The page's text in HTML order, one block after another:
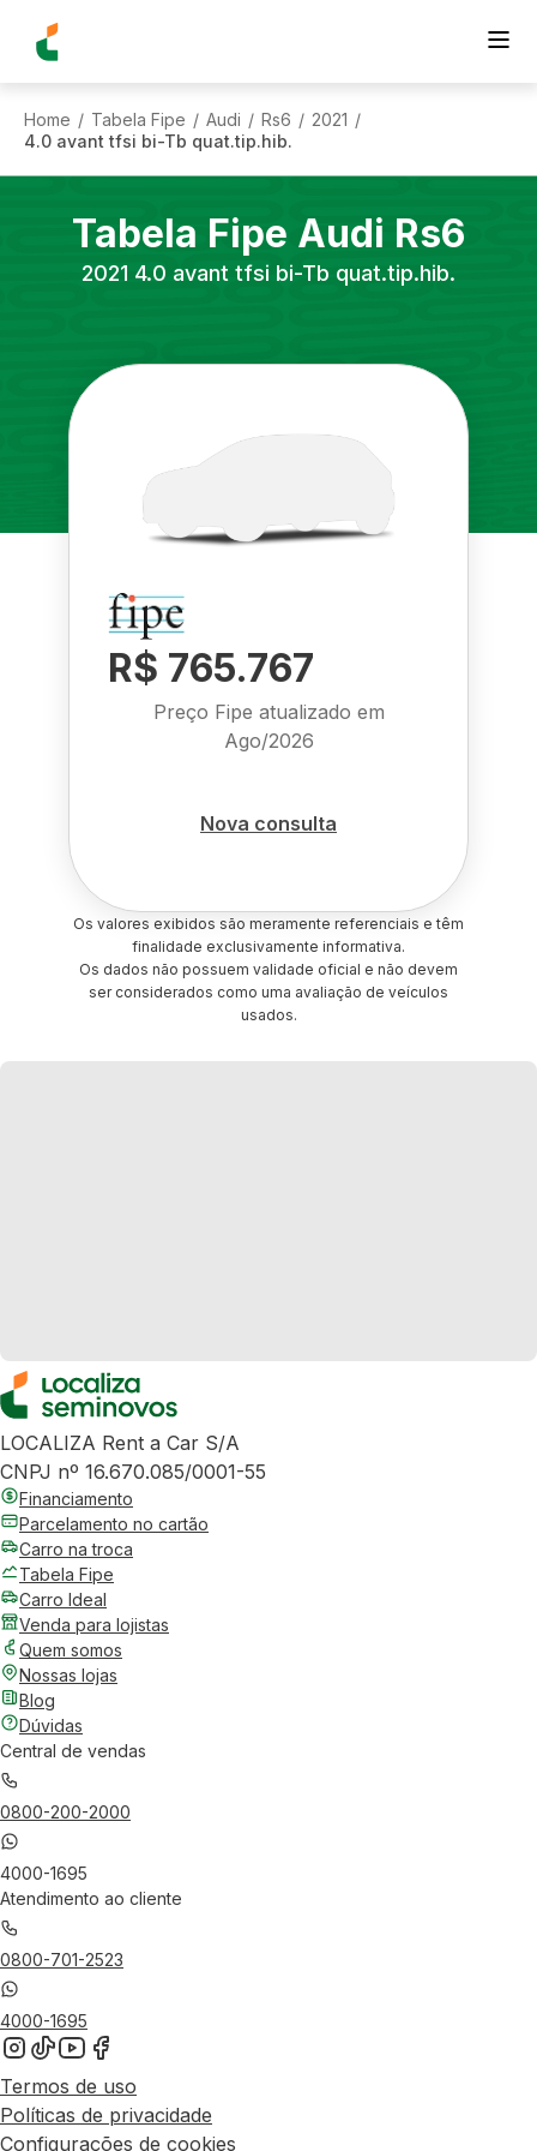
Home / Tabela Fipe / Audi / Rs6 / 2021 /
4.0 avant tfsi bi-Tb quat.tip.hib.
Tabela Fipe Audi Rs6
2021 4.0 avant tfsi bi-Tb quat.tip.hib.
R$ 765.767
Preço Fipe atualizado em
Ago/2026
Nova consulta
Os valores exibidos são meramente referenciais e têm
finalidade exclusivamente informativa.
Os dados não possuem validade oficial e não devem
ser considerados como uma avaliação de veículos
usados.
LOCALIZA Rent a Car S/A
CNPJ nº 16.670.085/0001-55
Financiamento
Parcelamento no cartão
Carro na troca
Tabela Fipe
Carro Ideal
Venda para lojistas
Quem somos
Nossas lojas
Blog
Dúvidas
Central de vendas
0800-200-2000
4000-1695
Atendimento ao cliente
0800-701-2523
4000-1695
Termos de uso
Políticas de privacidade
Configurações de cookies